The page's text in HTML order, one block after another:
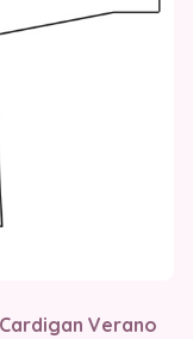
Cardigan Verano